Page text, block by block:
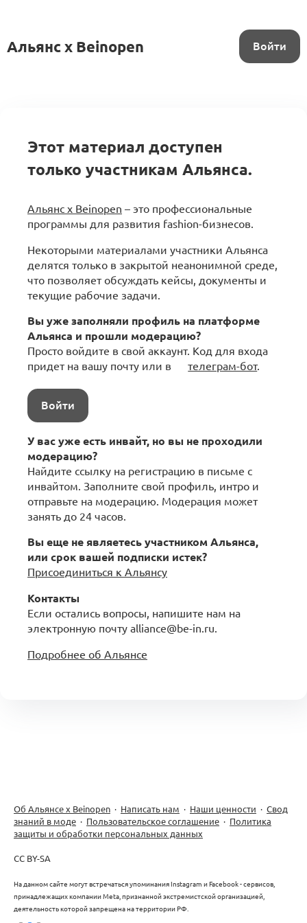
Альянс x Beinopen Войти
Этот материал доступен
только участникам Альянса.
Альянс x Beinopen – это профессиональные
программы для развития fashion-бизнесов.
Некоторыми материалами участники Альянса
делятся только в закрытой неанонимной среде,
что позволяет обсуждать кейсы, документы и
текущие рабочие задачи.
Вы уже заполняли профиль на платформе
Альянса и прошли модерацию?
Просто войдите в свой аккаунт. Код для входа
придет на вашу почту или в
телеграм-бот.
Войти
У вас уже есть инвайт, но вы не проходили
модерацию?
Найдите ссылку на регистрацию в письме с
инвайтом. Заполните свой профиль, интро и
отправьте на модерацию. Модерация может
занять до 24 часов.
Вы еще не являетесь участником Альянса,
или срок вашей подписки истек?
Присоединиться к Альянсу
Контакты
Если остались вопросы, напишите нам на
электронную почту alliance@be-in.ru.
Подробнее об Альянсе
Об Альянсе х Beinopen · Написать нам · Наши ценности · Свод
знаний в моде · Пользовательское соглашение · Политика
защиты и обработки персональных данных
CC BY-SA
На данном сайте могут встречаться упоминания Instagram и Facebook - сервисов,
принадлежащих компании Meta, признанной экстремистской организацией,
деятельность которой запрещена на территории РФ.